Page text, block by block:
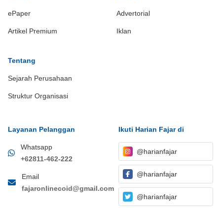
ePaper
Artikel Premium
Advertorial
Iklan
Tentang
Sejarah Perusahaan
Struktur Organisasi
Layanan Pelanggan
Whatsapp
+62811-462-222
Email
fajaronlinecoid@gmail.com
Ikuti Harian Fajar di
@harianfajar
@harianfajar
@harianfajar